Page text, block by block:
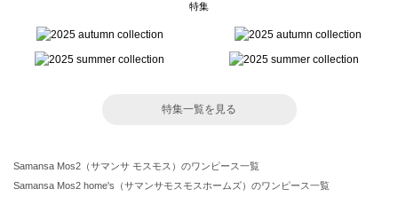
特集
特集一覧を見る
Samansa Mos2（サマンサ モスモス）のワンピース一覧
Samansa Mos2 home's（サマンサモスモスホームズ）のワンピース一覧